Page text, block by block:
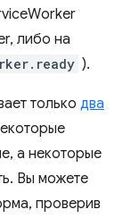
либо на
).
только два
а некоторые
Вы можете
проверив